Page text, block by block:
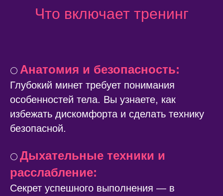
Что включает тренинг
⚪️ Анатомия и безопасность:
Глубокий минет требует понимания
особенностей тела. Вы узнаете, как
избежать дискомфорта и сделать технику
безопасной.
⚪️ Дыхательные техники и
расслабление:
Секрет успешного выполнения — в